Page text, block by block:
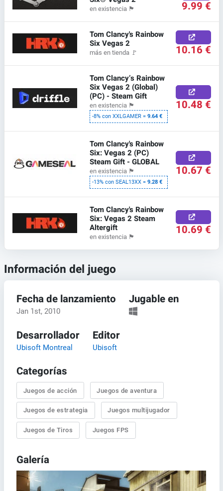
en existencia 🏴 9.99 €
Tom Clancy's Rainbow
Six Vegas 2
más en tienda 🚩 10.16 €
Tom Clancy’s Rainbow
Six Vegas 2 (Global)
(PC) - Steam Gift
en existencia 🏴
-8% con XXLGAMER =9.64 €
10.48 €
Tom Clancy's Rainbow
Six: Vegas 2 (PC)
Steam Gift - GLOBAL
en existencia 🏴
-13% con SEAL13XX =9.28 €
10.67 €
Tom Clancy's Rainbow
Six: Vegas 2 Steam
Altergift
en existencia 🏴 10.69 €
Información del juego
Fecha de lanzamiento
Jan 1st, 2010
Jugable en
Desarrollador
Ubisoft Montreal
Editor
Ubisoft
Categorías
Juegos de acción Juegos de aventura
Juegos de estrategia Juegos multijugador
Juegos de Tiros Juegos FPS
Galería